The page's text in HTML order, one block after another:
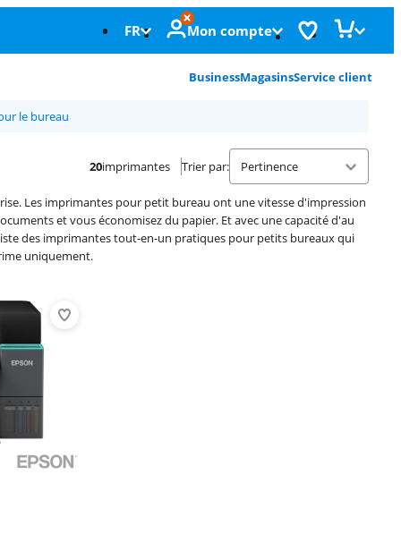
FR Mon compte
BusinessMagasinsService client
le bureau
20imprimantes Trier par:
Les imprimantes pour petit bureau ont une vitesse d'impression
et vous économisez du papier. Et avec une capacité d'au
des imprimantes tout-en-un pratiques pour petits bureaux qui
uniquement.